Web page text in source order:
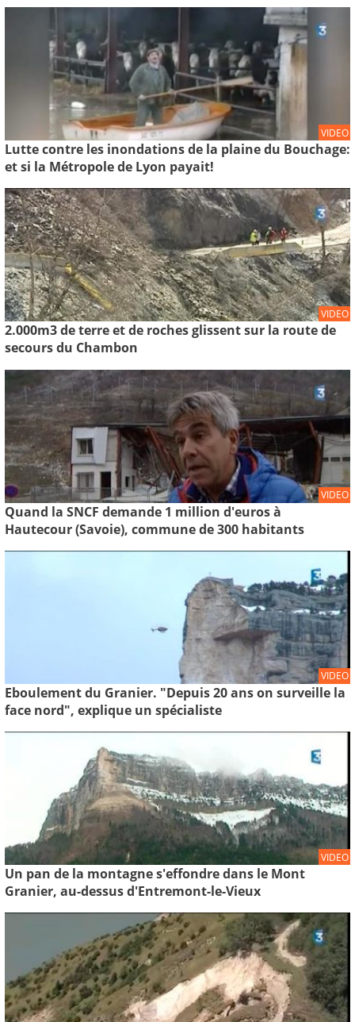
VIDEO
Lutte contre les inondations de la plaine du Bouchage:
et si la Métropole de Lyon payait!
VIDEO
2.000m3 de terre et de roches glissent sur la route de
secours du Chambon
VIDEO
Quand la SNCF demande 1 million d'euros à
Hautecour (Savoie), commune de 300 habitants
VIDEO
Eboulement du Granier. "Depuis 20 ans on surveille la
face nord", explique un spécialiste
VIDEO
Un pan de la montagne s'effondre dans le Mont
Granier, au-dessus d'Entremont-le-Vieux